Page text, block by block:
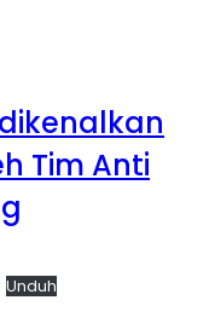
Tim Anti
Unduh